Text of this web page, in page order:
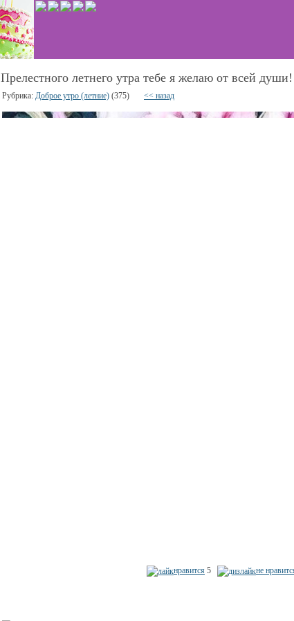
Прелестного летнего утра тебе я желаю от всей
Рубрика: Доброе утро (летние) (375) << назад
нравится 5 не